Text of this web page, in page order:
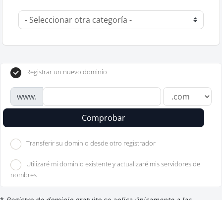
Registrar un nuevo dominio
www.
Comprobar
Transferir su dominio desde otro registrador
Utilizaré mi dominio existente y actualizaré mis servidores de
nombres